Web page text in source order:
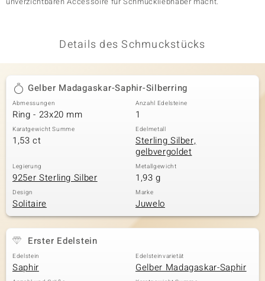
Details des Schmuckstücks
Gelber Madagaskar-Saphir-Silberring
Abmessungen
Ring - 23x20 mm
Anzahl Edelsteine
1
Karatgewicht Summe
1,53 ct
Edelmetall
Sterling Silber,
gelbvergoldet
Legierung
925er Sterling Silber
Metallgewicht
1,93 g
Design
Solitaire
Marke
Juwelo
Erster Edelstein
Edelstein
Saphir
Edelsteinvarietät
Gelber Madagaskar-Saphir